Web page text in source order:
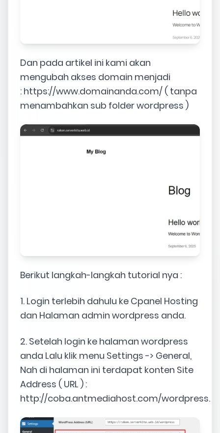
Dan pada artikel ini kami akan
mengubah akses domain menjadi
: https://www.domainanda.com/ ( tanpa
menambahkan sub folder wordpress )
Berikut langkah-langkah tutorial nya :
1. Login terlebih dahulu ke Cpanel Hosting
dan Halaman admin wordpress anda.
2. Setelah login ke halaman wordpress
anda Lalu klik menu Settings -> General,
Nah di halaman ini terdapat konten Site
Address ( URL ) :
http://coba.antmediahost.com/wordpress.